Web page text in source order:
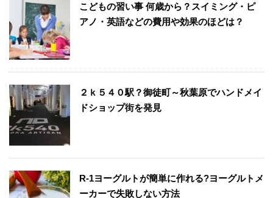
こどもの習い事 何歳から？スイミング・ピ
アノ・英語などの費用や効果のほどは？
２ｋ５４０駅？御徒町～秋葉原でハンドメイ
ドショップ街を発見
R-1ヨーグルトが簡単に作れる?ヨーグルトメ
ーカーで失敗しない方法